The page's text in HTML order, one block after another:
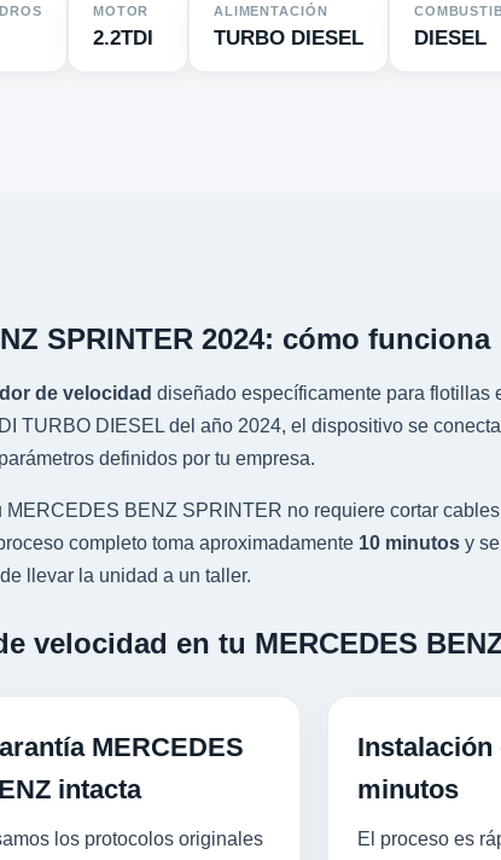
MOTOR
2.2TDI
ALIMENTACIÓN
TURBO DIESEL DIESEL
SPRINTER 2024: cómo funciona
de velocidad diseñado específicamente para flotillas
TURBO DIESEL del año 2024, el dispositivo se
definidos por tu empresa.
MERCEDES BENZ SPRINTER no requiere cortar
completo toma aproximadamente 10 minutos y
llevar la unidad a un taller.
velocidad en tu MERCEDES
MERCEDES
intacta
los protocolos originales
Instalación
minutos
El proceso es